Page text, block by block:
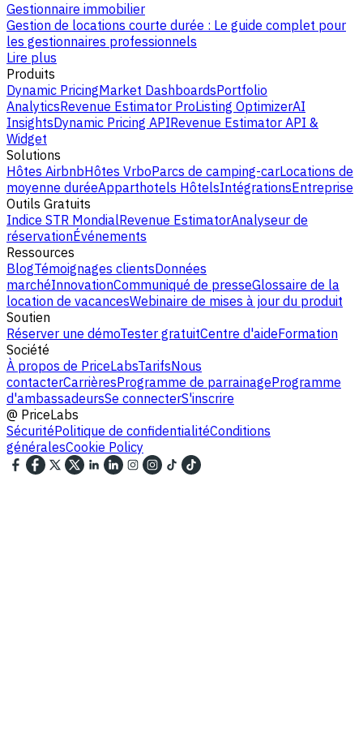
Gestionnaire immobilier
Gestion de locations courte durée : Le guide complet pour
les gestionnaires professionnels
Lire plus
Produits
Dynamic PricingMarket DashboardsPortfolio
AnalyticsRevenue Estimator ProListing OptimizerAI
InsightsDynamic Pricing APIRevenue Estimator API &
Widget
Solutions
Hôtes AirbnbHôtes VrboParcs de camping-carLocations de
moyenne duréeApparthotels HôtelsIntégrationsEntreprise
Outils Gratuits
Indice STR MondialRevenue EstimatorAnalyseur de
réservationÉvénements
Ressources
BlogTémoignages clientsDonnées
marchéInnovationCommuniqué de presseGlossaire de la
location de vacancesWebinaire de mises à jour du produit
Soutien
Réserver une démoTester gratuitCentre d'aideFormation
Société
À propos de PriceLabsTarifsNous
contacterCarrièresProgramme de parrainageProgramme
d'ambassadeursSe connecterS'inscrire
@ PriceLabs
SécuritéPolitique de confidentialitéConditions
généralesCookie Policy